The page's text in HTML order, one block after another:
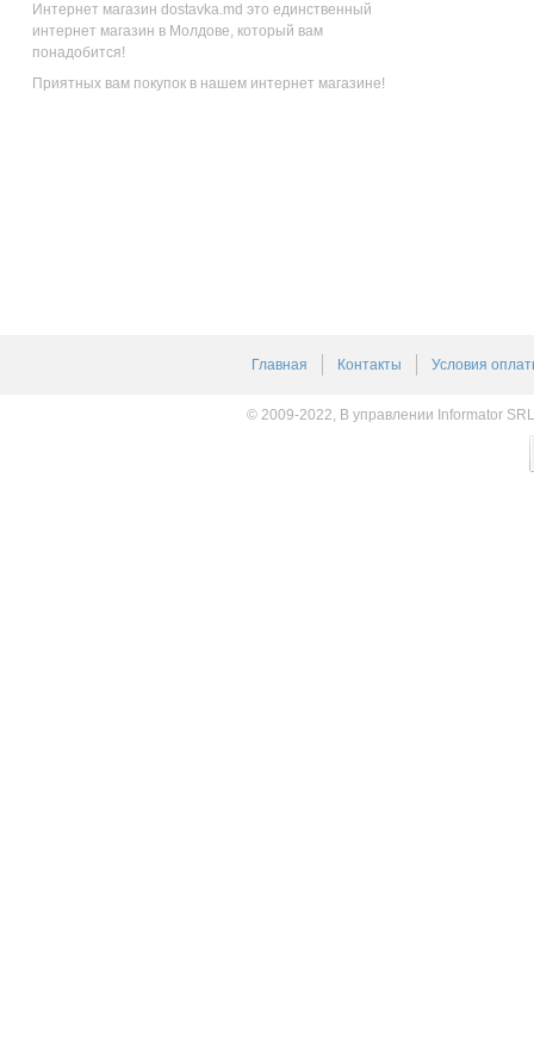
Интернет магазин dostavka.md это единственный
интернет магазин в Молдове, который вам
понадобится!
Приятных вам покупок в нашем интернет магазине!
Главная Контакты Условия
© 2009-2022, В управлении Informator SRL